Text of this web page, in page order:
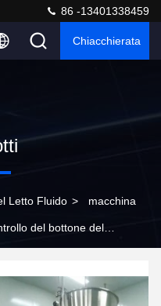
86 -13401338459
Chiacchierata
Letto Fluido > macchina
del bottone del